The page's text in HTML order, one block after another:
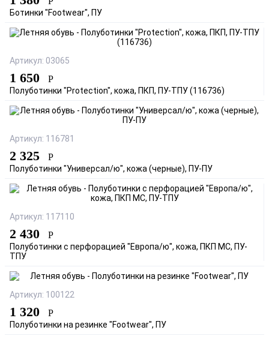
Ботинки "Footwear", ПУ
Артикул: 03065
1 650 Р
Полуботинки "Protection", кожа, ПКП, ПУ-ТПУ (116736)
Артикул: 116781
2 325 Р
Полуботинки "Универсал/ю", кожа (черные), ПУ-ПУ
Артикул: 117110
2 430 Р
Полуботинки с перфорацией "Европа/ю", кожа, ПКП МС, ПУ-
ТПУ
Артикул: 100122
1 320 Р
Полуботинки на резинке "Footwear", ПУ